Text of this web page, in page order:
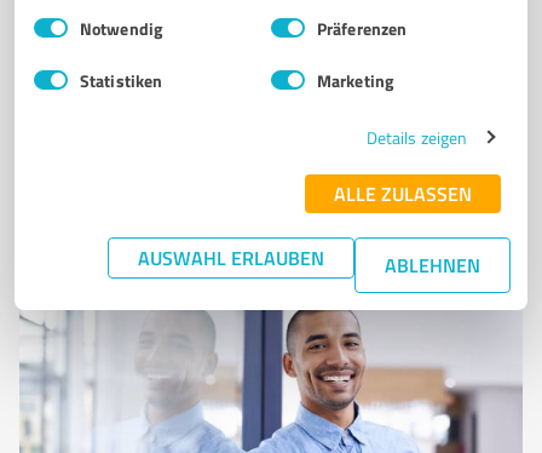
Impressum Datenschutzbestimmungen
Einwilligungsauswahl
Notwendig Präferenzen
Statistiken Marketing
Details zeigen
ALLE ZULASSEN
AUSWAHL ERLAUBEN ABLEHNEN
REISEPLANUNG TRAUMREISE
Georg-August-Zinn-Straße 5, 64823 Groß-Umstadt